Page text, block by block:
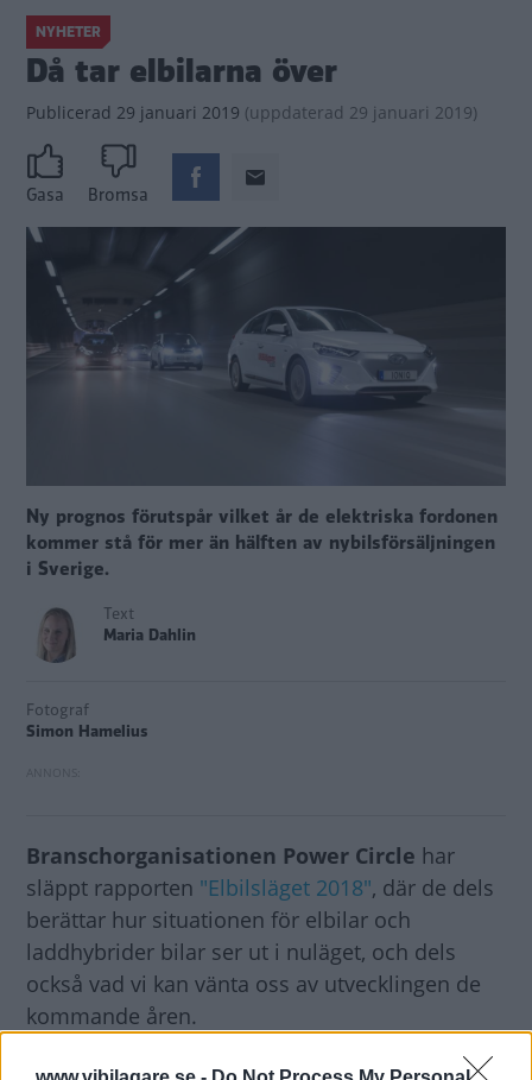
NYHETER
Då tar elbilarna över
Publicerad 29 januari 2019 (uppdaterad 29 januari 2019)
Gasa Bromsa
Ny prognos förutspår vilket år de elektriska fordonen
kommer stå för mer än hälften av nybilsförsäljningen
i Sverige.
Text
Maria Dahlin
Fotograf
Simon Hamelius
Branschorganisationen Power Circle har
släppt rapporten "Elbilsläget 2018", där de dels
berättar hur situationen för elbilar och
laddhybrider bilar ser ut i nuläget, och dels
också vad vi kan vänta oss av utvecklingen de
kommande åren.